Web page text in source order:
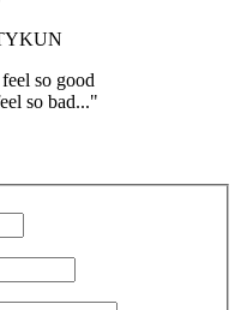
so good
so bad..."